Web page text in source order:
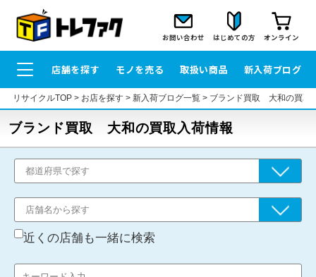
お問い合わせ はじめての方 オンライン
店舗を探す モノを売る 取扱い商品 新入荷ブログ
リサイクルTOP> お店を探す> 新入荷ブログ一覧> ブランド買取 大和の買取
ブランド買取 大和の買取入荷情報
近くの店舗も一緒に検索